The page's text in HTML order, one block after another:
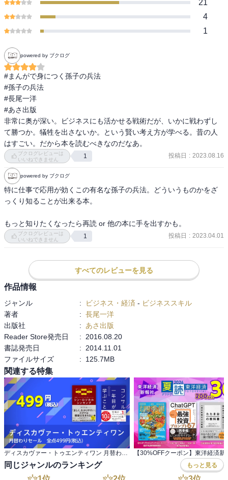
■目次
必ず利害を雑う～
・第２話 新商品を企画して売り込め ～小敵の堅なるは大敵の擒
なり～
・第３話 低価格米にネット商品、手ごわい敵との戦い ～智将は
務めて敵に食む～
・第４話 大手の価格攻勢に、最大のピンチ！ ～呉越同舟～
・第５話 売るべきなのは「お米」じゃなかった？ ～千里なるも
戦うべし～
・最終話 戦わずして勝つ道はある ～人の耳目を一にする～
■著者 長尾一洋（ながお・かずひろ）
■漫画 久米礼華（くめ・れいか）
21
4
1
powered by ブクログ
#まんがで身につく孫子の兵法
#孫子の兵法
#長尾一洋
#あさ出版
非常に奥が深い。ビジネスにも活かせる戦術だが、いかに戦わずし
て勝つか。犠牲を出さないか。という賢い考え方が学べる。昔の人
はすごい。だから本を読むべきなのだなあ。
ブクログレビューは
いいねできません
1 投稿日 : 2023.08.16
powered by ブクログ
特に仕事で応用が効くこの有名な孫子の兵法。どういうものかをざ
っくり知ることが出来る本。
もっと知りたくなったら再読 or 他の本に手を出すかも。
ブクログレビューは
いいねできません
1 投稿日 : 2023.04.01
すべてのレビューを見る
作品情報
ジャンル : ビジネス・経済 - ビジネススキル
著者
: 長尾一洋
出版社
:
あさ出版
Reader Store発売日
:
2016.08.20
書誌発売日
:
2014.11.01
ファイルサイズ
: 125.7MB
関連する特集
ディスカヴァー・トゥエンティワン 月替わりセール 全点499円(税込)
同じジャンルのランキング もっと見る